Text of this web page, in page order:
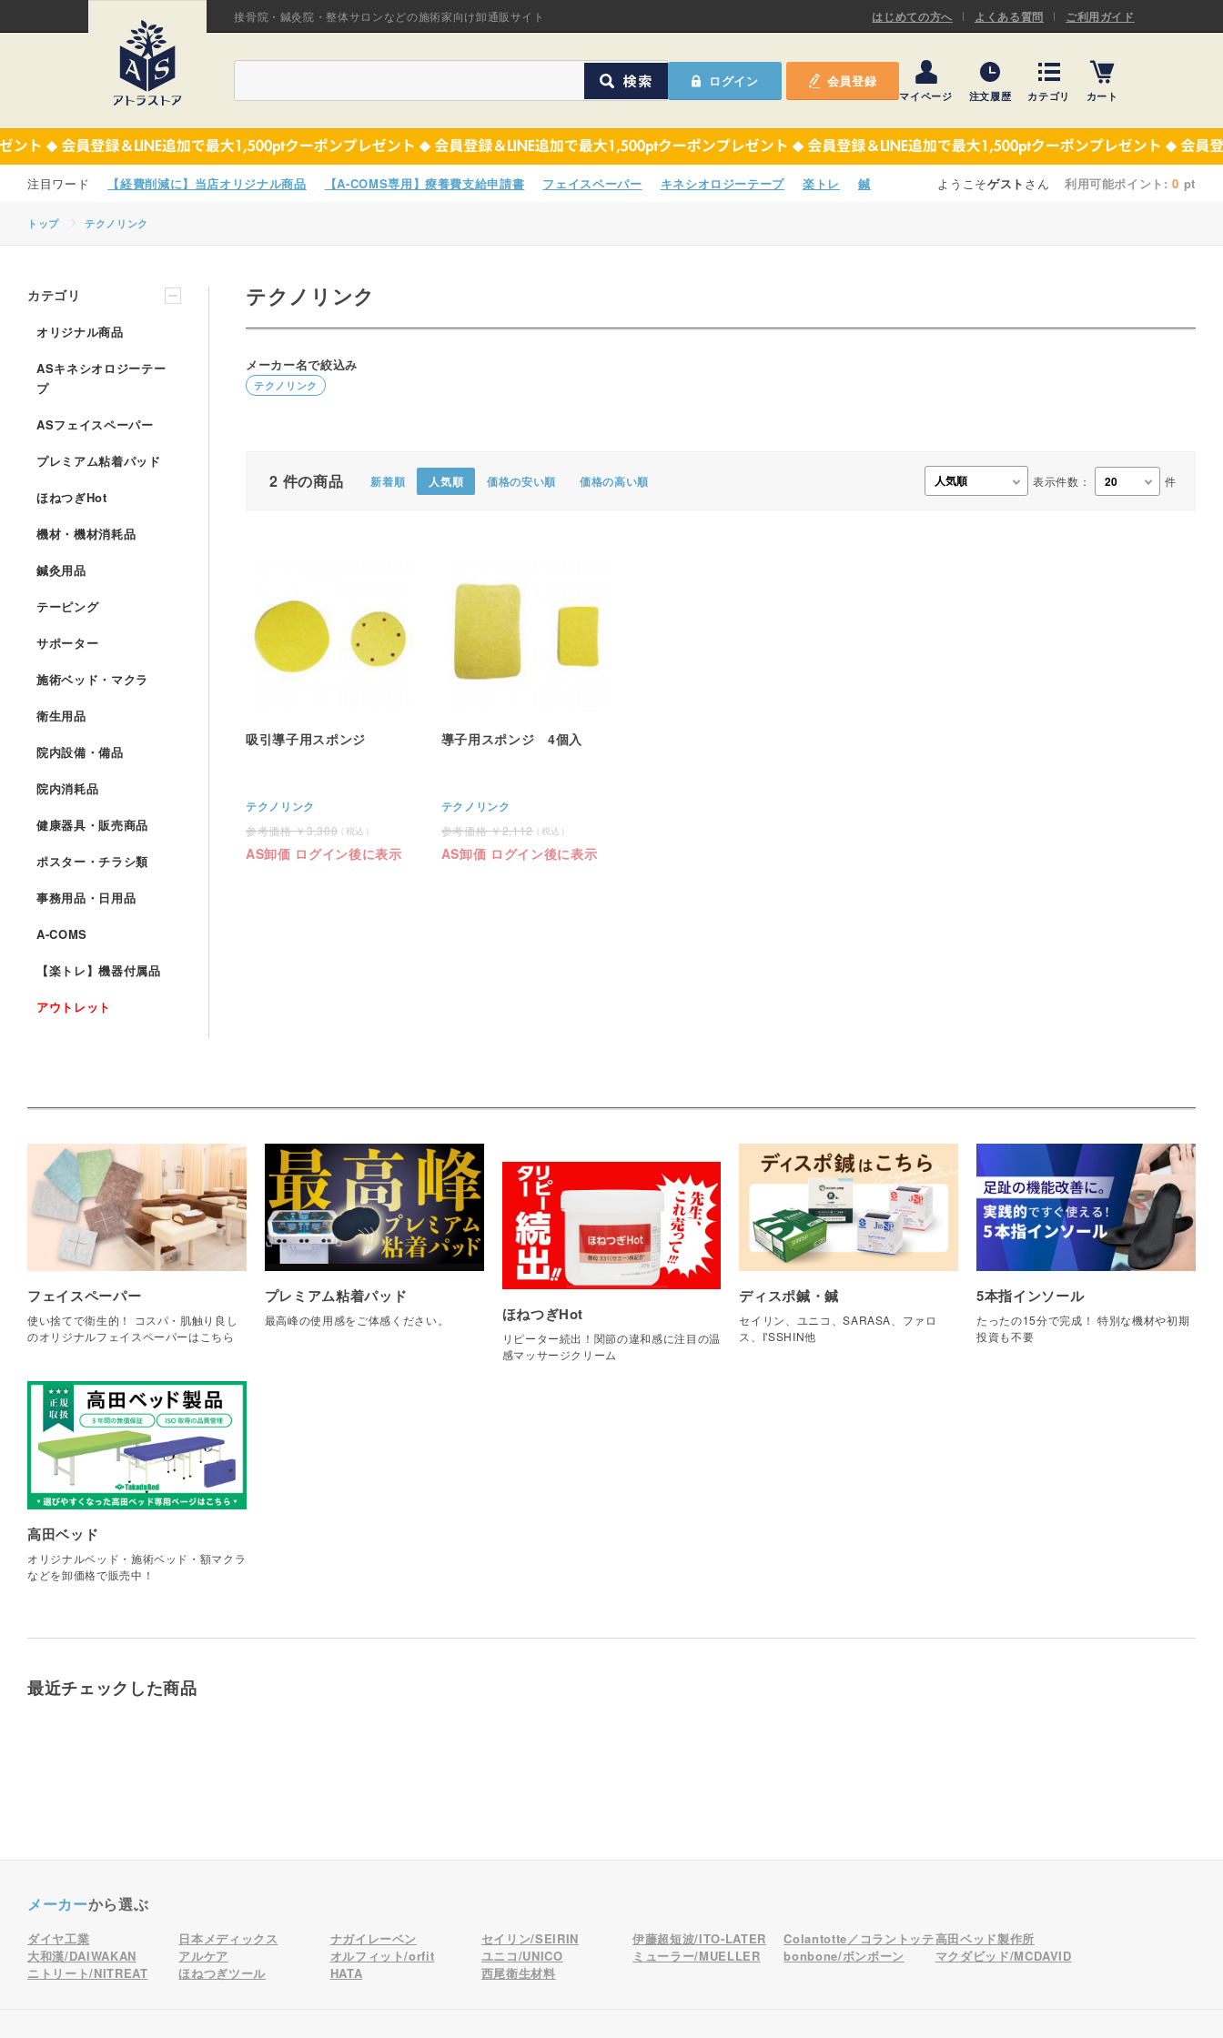
接骨院・鍼灸院・整体サロンなどの施術家向け卸通販サイト はじめての方へ よくある質問 ご利用ガイド
ログイン 会員登録
マイページ 注文履歴 カテゴリ
オリジナル商品 ASキネシオロジーテープ
【楽トレ】機器付属品
カート
【経費削減に】当店オリジナル商品 【A-COMS専用】療養費支給申請書 フェイスペーパー キネシオロジーテープ 楽トレ 鍼 ようこそゲスト さん 利用可能ポイント:0 pt
トップ テクノリンク
テクノリンク
メーカー名で絞込み
テクノリンク
2 件の商品 新着順 人気順 価格の安い順 価格の高い順 表示件数： 件
吸引導子用スポンジ
テクノリンク
3,300
AS卸価 ログイン後に表示
導子用スポンジ 4個入
テクノリンク
2,112
AS卸価 ログイン後に表示
カテゴリ
オリジナル商品
ASキネシオロジーテー
プ
ASフェイスペーパー
プレミアム粘着パッド
ほねつぎHot
機材・機材消耗品
鍼灸用品
テーピング
サポーター
施術ベッド・マクラ
衛生用品
院内設備・備品
院内消耗品
健康器具・販売商品
ポスター・チラシ類
事務用品・日用品
A-COMS
【楽トレ】機器付属品
アウトレット
フェイスペーパー
使い捨てで衛生的！ コスパ・肌触り良し
のオリジナルフェイスペーパーはこちら
プレミアム粘着パッド
最高峰の使用感をご体感ください。 ほねつぎHot
リピーター続出！関節の違和感に注目の温
感マッサージクリーム
ディスポ鍼・鍼
セイリン、ユニコ、SARASA、ファロ
ス、I'SSHIN他
5本指インソール
たったの15分で完成！ 特別な機材や初期
投資も不要
高田ベッド
オリジナルベッド・施術ベッド・額マクラ
などを卸価格で販売中！
最近チェックした商品
メーカーから選ぶ
ダイヤ工業 日本メディックス ナガイレーベン セイリン/SEIRIN 伊藤超短波/ITO-LATER Colantotte／コラントッテ高田ベッド製作所
大和漢/DAIWAKAN
アルケア オルフィット/orfit ユニコ/UNICO ミューラー/MUELLER bonbone/ボンボーン
マクダビッド/MCDAVID
ニトリート/NITREAT
ほねつぎツール HATA 西尾衛生材料
ほねつぎHot 機材・機材消耗品
鍼灸用品 テーピング
サポーター 施術ベッド・マクラ
A-COMS 【楽トレ】機器付属品